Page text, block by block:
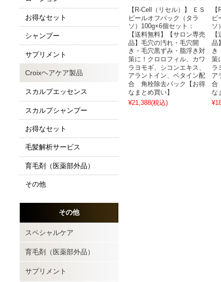
【R-Cell（リセル）】 ＥＳ
ピールオフパック（タラ
ソ）100g×6個セット：
【送料無料】【サロン専売
品】毛穴の汚れ・毛穴開
き・毛穴黒ずみ・脂浮き対
策に！クロロフィル、カワ
ラヨモギ、シコンエキス、
アラントイン、ベタイン配
合 角栓除去パック【お得
なまとめ買い】
¥21,388(税込)
ピ
ソ
品
き
策
ラ
ア
合
な
お得なセット
シャンプー
サプリメント
Croixヘアケア製品
スカルプエッセンス
スカルプシャンプー
お得なセット
毛髪解析サービス
育毛剤（医薬部外品）
その他
その他
スペシャルケア
育毛剤（医薬部外品）
サプリメント